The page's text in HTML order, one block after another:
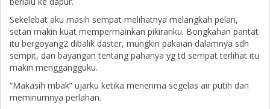
Sekelebat aku masih sempat melihatnya melangkah pelan,
setan makin kuat mempermainkan pikiranku. Bongkahan pantat
itu bergoyang2 dibalik daster, mungkin pakaian dalamnya sdh
sempit, dan bayangan tentang pahanya yg td sempat terlihat itu
makin menggangguku.
“Makasih mbak” ujarku ketika menerima segelas air putih dan
meminumnya perlahan.